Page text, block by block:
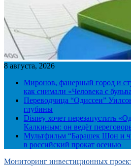
8 августа, 2026
Миронов, фанерный город и
как снимали «Человека с
Переводчица “Одиссеи”
глубины
Disney хочет перезапустить
Калкиным: он ведёт
Мультфильм “Барашек Шон и
в российский прокат осенью
Мониторинг инвестиционных